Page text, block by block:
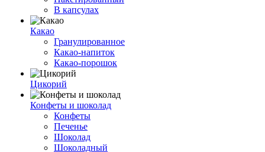
В капсулах
Какао
Гранулированное
Какао-напиток
Какао-порошок
Цикорий
Конфеты и шоколад
Конфеты
Печенье
Шоколад
Шоколадный